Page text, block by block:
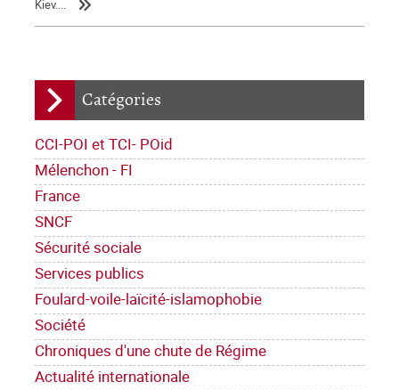
Catégories
CCI-POI et TCI- POid
Mélenchon - FI
France
SNCF
Sécurité sociale
Services publics
Foulard-voile-laïcité-islamophobie
Société
Chroniques d'une chute de Régime
Actualité internationale
Kiev....